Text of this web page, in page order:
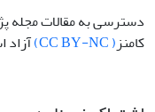
دسترسی به مقالات مجله
کامنز( CC BY-NC)